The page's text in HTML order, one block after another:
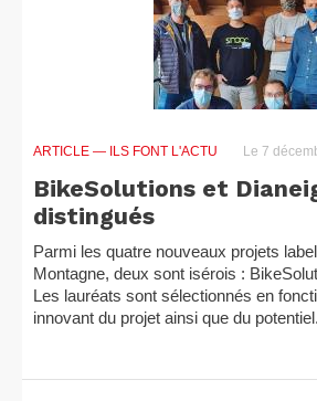
ARTICLE — ILS FONT L'ACTU Le 7
BikeSolutions et
distingués
Parmi les quatre nouveaux projets
Montagne, deux sont isérois :
Les lauréats sont sélectionnés en
innovant du projet ainsi que du